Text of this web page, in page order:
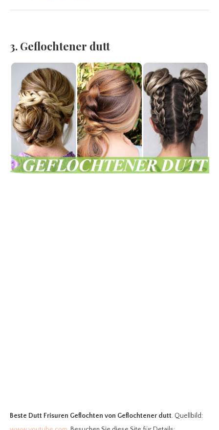
3. Geflochtener dutt
Beste Dutt Frisuren Geflochten von Geflochtener dutt. Quellbild: